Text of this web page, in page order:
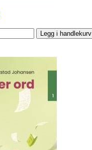
Legg i handlekurv